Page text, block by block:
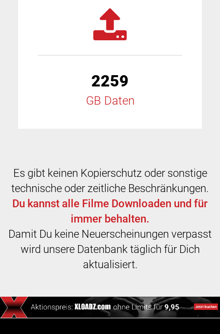
2259
GB Daten
Es gibt keinen Kopierschutz oder sonstige
technische oder zeitliche Beschränkungen.
Du kannst alle Filme Downloaden und für
immer behalten.
Damit Du keine Neuerscheinungen verpasst
wird unsere Datenbank täglich für Dich
aktualisiert.